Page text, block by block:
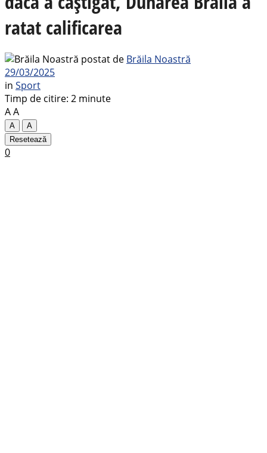
ratat calificarea
postat de Brăila Noastră
29/03/2025
in Sport
Timp de citire: 2 minute
AA
A
A
Resetează
0